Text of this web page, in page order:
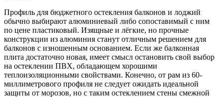
Профиль для бюджетного остекления балконов и лоджий
обычно выбирают алюминиевый либо сопоставимый с ним
по цене пластиковый. Изящные и лёгкие, но прочные
конструкции из алюминия станут отличным решением для
балконов с изношенным основанием. Если же балконная
плита достаточно новая, имеет смысл остановить свой выбор
на остеклении ПВХ, обладающем хорошими
теплоизоляционными свойствами. Конечно, от рам из 60-
миллиметрового профиля не следует ожидать идеальной
защиты от морозов, но с таким остеклением стены смежной